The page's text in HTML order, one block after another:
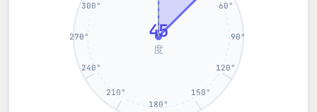
60°
90°
120°
150°
180°
210°
240°
270°
300°
45
度